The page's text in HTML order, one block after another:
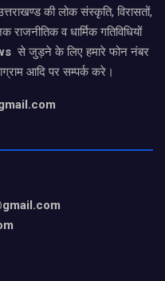
की लोक संस्कृति, विरासतों,
व धार्मिक गतिविधियों
से जुड़ने के लिए हमारे फोन नंबर
आदि पर सम्पर्क करे।